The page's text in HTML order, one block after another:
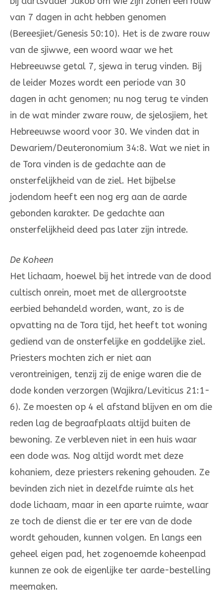
van 7 dagen in acht hebben genomen
(Bereesjiet/Genesis 50:10). Het is de zware rouw
van de sjiwwe, een woord waar we het
Hebreeuwse getal 7, sjewa in terug vinden. Bij
de leider Mozes wordt een periode van 30
dagen in acht genomen; nu nog terug te vinden
in de wat minder zware rouw, de sjelosjiem, het
Hebreeuwse woord voor 30. We vinden dat in
Dewariem/Deuteronomium 34:8. Wat we niet in
de Tora vinden is de gedachte aan de
onsterfelijkheid van de ziel. Het bijbelse
jodendom heeft een nog erg aan de aarde
gebonden karakter. De gedachte aan
onsterfelijkheid deed pas later zijn intrede.
De Koheen
Het lichaam, hoewel bij het intrede van de dood
cultisch onrein, moet met de allergrootste
eerbied behandeld worden, want, zo is de
opvatting na de Tora tijd, het heeft tot woning
gediend van de onsterfelijke en goddelijke ziel.
Priesters mochten zich er niet aan
verontreinigen, tenzij zij de enige waren die de
dode konden verzorgen (Wajikra/Leviticus 21:1-
6). Ze moesten op 4 el afstand blijven en om die
reden lag de begraafplaats altijd buiten de
bewoning. Ze verbleven niet in een huis waar
een dode was. Nog altijd wordt met deze
kohaniem, deze priesters rekening gehouden. Ze
bevinden zich niet in dezelfde ruimte als het
dode lichaam, maar in een aparte ruimte, waar
ze toch de dienst die er ter ere van de dode
wordt gehouden, kunnen volgen. En langs een
geheel eigen pad, het zogenoemde koheenpad
kunnen ze ook de eigenlijke ter aarde-bestelling
meemaken.